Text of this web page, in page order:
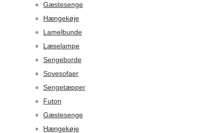
Gæstesenge
Hængekøje
Lamelbunde
Læselampe
Sengeborde
Sovesofaer
Sengetæpper
Futon
Gæstesenge
Hængekøje